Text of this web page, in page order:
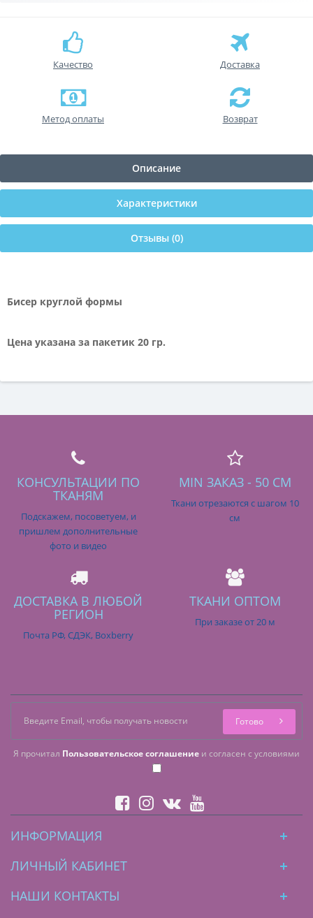
Качество Доставка
Метод оплаты Возврат
Описание
Характеристики
Отзывы (0)
Бисер круглой формы
Цена указана за пакетик 20 гр.
КОНСУЛЬТАЦИИ ПО
ТКАНЯМ
Подскажем, посоветуем, и
пришлем дополнительные
фото и видео
MIN ЗАКАЗ - 50 СМ
Ткани отрезаются с шагом 10
см
ДОСТАВКА В ЛЮБОЙ
РЕГИОН
Почта РФ, СДЭК, Boxberry
ТКАНИ ОПТОМ
При заказе от 20 м
Я прочитал Пользовательское соглашение и согласен с условиями
Готово
ИНФОРМАЦИЯ
ЛИЧНЫЙ КАБИНЕТ
НАШИ КОНТАКТЫ